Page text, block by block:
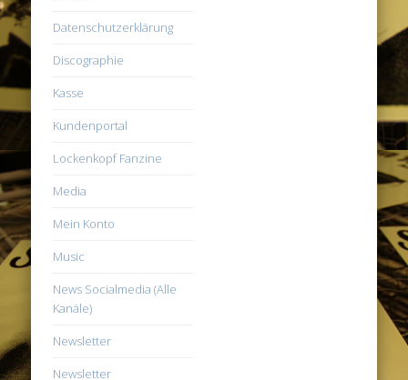
Datenschutzerklärung
Discographie
Kasse
Kundenportal
Lockenkopf Fanzine
Media
Mein Konto
Music
News Socialmedia (Alle
Kanäle)
Newsletter
Newsletter